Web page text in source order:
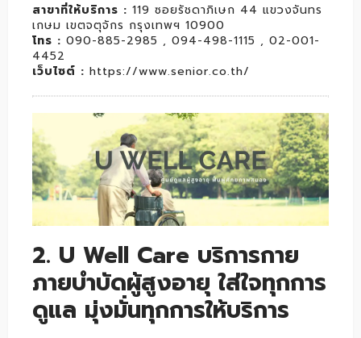
สาขาที่ให้บริการ : 119 ซอยรัชดาภิเษก 44 แขวงจันทร
เกษม เขตจตุจักร กรุงเทพฯ 10900
โทร : 090-885-2985 , 094-498-1115 , 02-001-
4452
เว็บไซต์ : https://www.senior.co.th/
2. U Well Care บริการกาย
ภายบำบัดผู้สูงอายุ ใส่ใจทุกการ
ดูแล มุ่งมั่นทุกการให้บริการ